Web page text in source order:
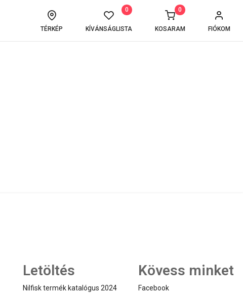
FIÓKOM
KOSARAM
0
KÍVÁNSÁGLISTA
0
TÉRKÉP
Letöltés
Nilfisk termék katalógus 2024
Kövess minket
Facebook